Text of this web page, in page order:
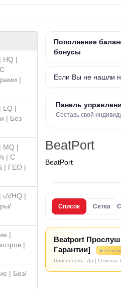
HQ |
|
LQ |
| Без
MQ |
| С
| ГЕО |
|
|
|
| Без/
Пополнение
бонусы
Если Вы не нашли
Панель
Составь свой
BeatPort
BeatPort
Список Сетка
Beatport
Гарантии]
★
Пополнение: Да | Отмена: